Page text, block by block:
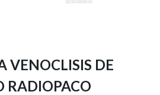
VENOCLISIS DE
RADIOPACO